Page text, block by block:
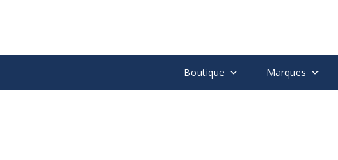
Boutique Marques